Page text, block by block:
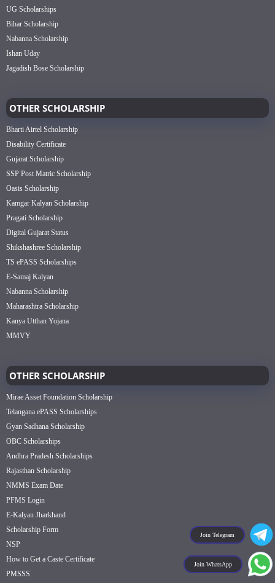
Join Telegram
Join WhatsApp
UG Scholarships
Bihar Scholarship
Nabanna Scholarship
Ishan Uday
Jagadish Bose Scholarship
OTHER SCHOLARSHIP
Bharti Airtel Scholarship
Disability Certificate
Gujarat Scholarship
SSP Post Matric Scholarship
Oasis Scholarship
Kamgar Kalyan Scholarship
Pragati Scholarship
Digital Gujarat Status
Shikshashree Scholarship
TS ePASS Scholarships
E-Samaj Kalyan
Nabanna Scholarship
Maharashtra Scholarship
Kanya Utthan Yojana
MMVY
OTHER SCHOLARSHIP
Mirae Asset Foundation Scholarship
Telangana ePASS Scholarships
Gyan Sadhana Scholarship
OBC Scholarships
Andhra Pradesh Scholarships
Rajasthan Scholarship
NMMS Exam Date
PFMS Login
E-Kalyan Jharkhand
Scholarship Form
NSP
How to Get a Caste Certificate
PMSSS